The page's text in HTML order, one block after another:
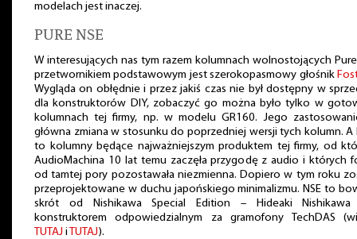
modelach jest inaczej.
PURE NSE
W interesujących nas tym razem kolumnach wolnostojących Pure
przetwornikiem podstawowym jest szerokopasmowy głośnik
Wygląda on obłędnie i przez jakiś czas nie był dostępny w
dla konstruktorów DIY, zobaczyć go można było tylko w
kolumnach tej firmy, np. w modelu GR160. Jego
główna zmiana w stosunku do poprzedniej wersji tych kolumn. A
to kolumny będące najważniejszym produktem tej firmy, od
AudioMachina 10 lat temu zaczęła przygodę z audio i których
od tamtej pory pozostawała niezmienna. Dopiero w tym roku
przeprojektowane w duchu japońskiego minimalizmu. NSE to
skrót od Nishikawa Special Edition – Hideaki Nishikawa
konstruktorem odpowiedzialnym za gramofony TechDAS
TUTAJ i TUTAJ).